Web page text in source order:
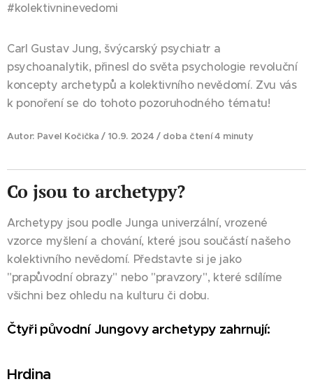
#kolektivninevedomi
Carl Gustav Jung, švýcarský psychiatr a
psychoanalytik, přinesl do světa psychologie revoluční
koncepty archetypů a kolektivního nevědomí. Zvu vás
k ponoření se do tohoto pozoruhodného tématu!
Autor: Pavel Kočička / 10.9. 2024 / doba čtení 4 minuty
Co jsou to archetypy?
Archetypy jsou podle Junga univerzální, vrozené
vzorce myšlení a chování, které jsou součástí našeho
kolektivního nevědomí. Představte si je jako
"prapůvodní obrazy" nebo "pravzory", které sdílíme
všichni bez ohledu na kulturu či dobu.
Čtyři původní Jungovy archetypy zahrnují:
Hrdina